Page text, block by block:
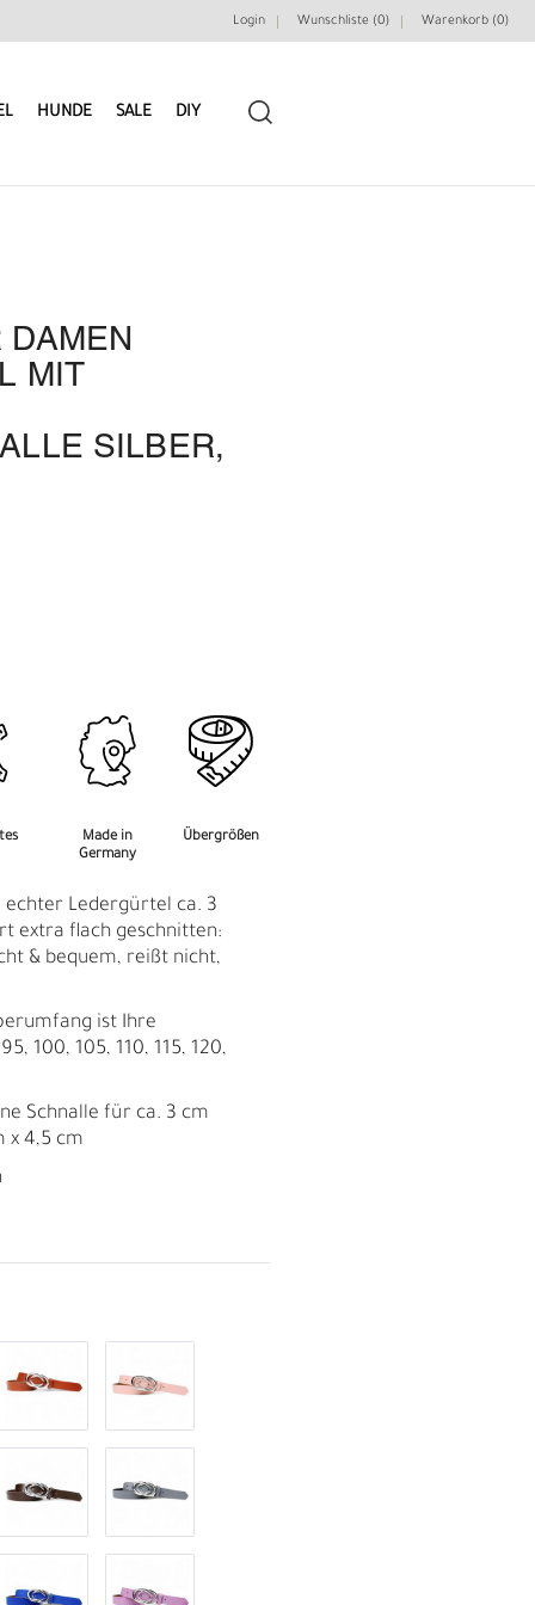
Login Wunschliste (0) Warenkorb (0)
HUNDE SALE DIY
MIT
SILBER,
Made in
Germany
Übergrößen
Ledergürtel ca. 3
extra flach geschnitten:
& bequem, reißt nicht,
ist Ihre
100, 105, 110, 115, 120,
Schnalle für ca. 3 cm
x 4,5 cm